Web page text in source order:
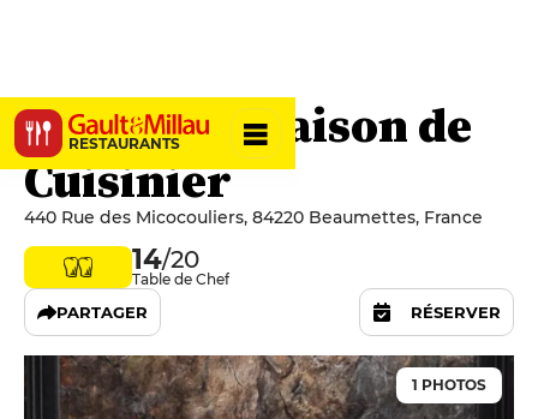
RESTAURANTS
Domitia - Maison de
Cuisinier
440 Rue des Micocouliers, 84220 Beaumettes, France
14/20
Table de Chef
PARTAGER RÉSERVER
1 PHOTOS